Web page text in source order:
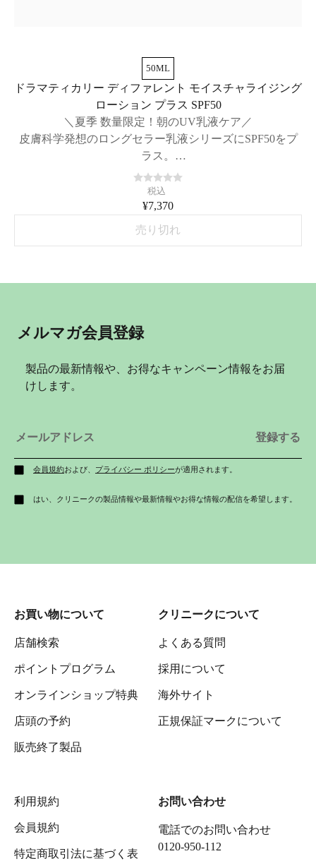
50ML
ドラマティカリー ディファレント モイスチャライジング
ローション プラス SPF50
＼夏季 数量限定！朝のUV乳液ケア／
皮膚科学発想のロングセラー乳液シリーズにSPF50をプ
ラス。
紫外線と乾燥から肌を守る、日中用乳液。
税込
¥7,370
売り切れ
メルマガ会員登録
製品の最新情報や、お得なキャンペーン情報をお届
けします。
会員規約および、 プライバシー ポリシーが適用されます。
はい、クリニークの製品情報や最新情報やお得な情報の配信を希望します。
お買い物について
店舗検索
ポイントプログラム
オンラインショップ特典
店頭の予約
販売終了製品
クリニークについて
よくある質問
採用について
海外サイト
正規保証マークについて
利用規約
会員規約
特定商取引法に基づく表
お問い合わせ
電話でのお問い合わせ
0120-950-112